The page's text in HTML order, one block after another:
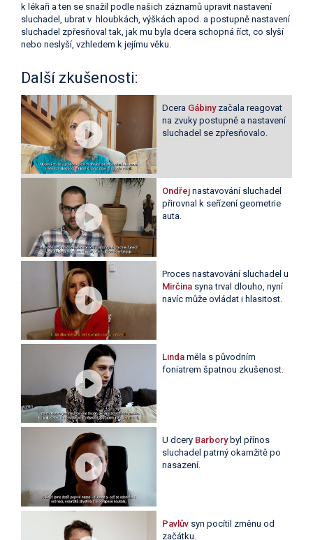
k lékaři a ten se snažil podle našich záznamů upravit nastavení
sluchadel, ubrat v hloubkách, výškách apod. a postupně nastavení
sluchadel zpřesňoval tak, jak mu byla dcera schopná říct, co slyší
nebo neslyší, vzhledem k jejímu věku.
Další zkušenosti:
Dcera Gábiny začala reagovat
na zvuky postupně a nastavení
sluchadel se zpřesňovalo.
Ondřejnastavování sluchadel
přirovnal k seřízení geometrie
auta.
Proces nastavování sluchadel u
Mirčina syna trval dlouho, nyní
navíc může ovládat i hlasitost.
Linda měla s původním
foniatrem špatnou zkušenost.
U dcery Barbory byl přínos
sluchadel patrný okamžitě po
nasazení.
Pavlův syn pocítil změnu od
začátku.